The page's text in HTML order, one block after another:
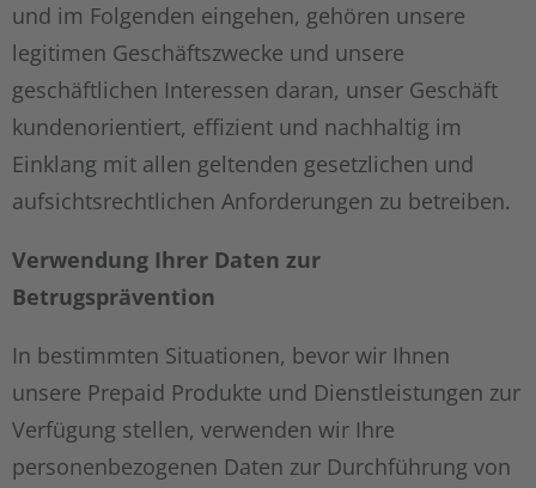
und im Folgenden eingehen, gehören unsere
legitimen Geschäftszwecke und unsere
geschäftlichen Interessen daran, unser Geschäft
kundenorientiert, effizient und nachhaltig im
Einklang mit allen geltenden gesetzlichen und
aufsichtsrechtlichen Anforderungen zu betreiben.
Verwendung Ihrer Daten zur
Betrugsprävention
In bestimmten Situationen, bevor wir Ihnen
unsere Prepaid Produkte und Dienstleistungen zur
Verfügung stellen, verwenden wir Ihre
personenbezogenen Daten zur Durchführung von